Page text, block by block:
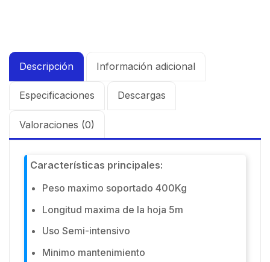
Descripción Información adicional
Especificaciones Descargas
Valoraciones (0)
Características principales:
Peso maximo soportado 400Kg
Longitud maxima de la hoja 5m
Uso Semi-intensivo
Minimo mantenimiento